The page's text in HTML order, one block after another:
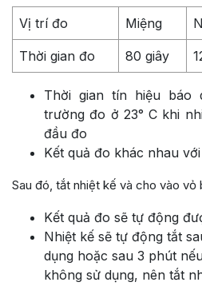
Vị trí đo Miệng
Thời gian đo 80 giây
Thời gian tín hiệu báo
trường đo ở 23° C khi
đầu đo
Kết quả đo khác nhau
Sau đó, tắt nhiệt kế và cho vào vỏ
Kết quả đo sẽ tự động
Nhiệt kế sẽ tự động tắt
dụng hoặc sau 3 phút
không sử dụng, nên tắt